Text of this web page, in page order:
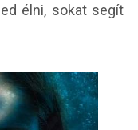
élni, sokat segít